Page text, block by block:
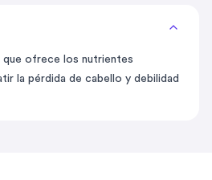
ofrece los nutrientes
la pérdida de cabello y debilidad